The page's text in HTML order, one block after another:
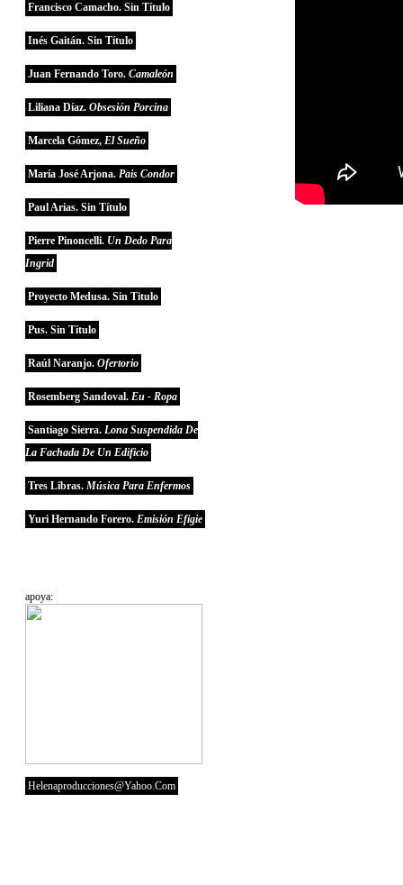
Francisco Camacho. Sin Título
Inés Gaitán. Sin Título
Juan Fernando Toro. Camaleón
Liliana Díaz. Obsesión Porcina
Marcela Gómez, El Sueño
María José Arjona. Pais Condor
Paul Arias. Sin Título
Pierre Pinoncelli. Un Dedo Para
Ingrid
Proyecto Medusa. Sin Titulo
Pus. Sin Título
Raúl Naranjo. Ofertorio
Rosemberg Sandoval. Eu - Ropa
Santiago Sierra. Lona Suspendida De
La Fachada De Un Edificio
Tres Libras. Música Para Enfermos
Yuri Hernando Forero. Emisión Efigie
apoya:
Helenaproducciones@yahoo.com